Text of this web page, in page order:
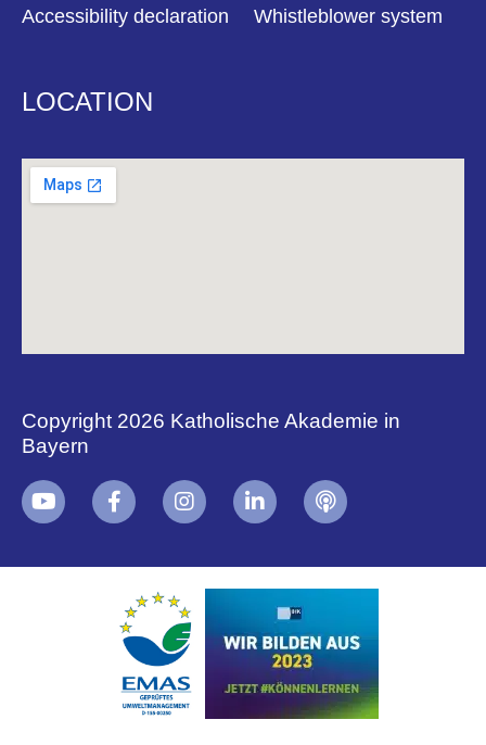
Accessibility declaration Whistleblower system
LOCATION
Copyright 2026 Katholische Akademie in
Bayern